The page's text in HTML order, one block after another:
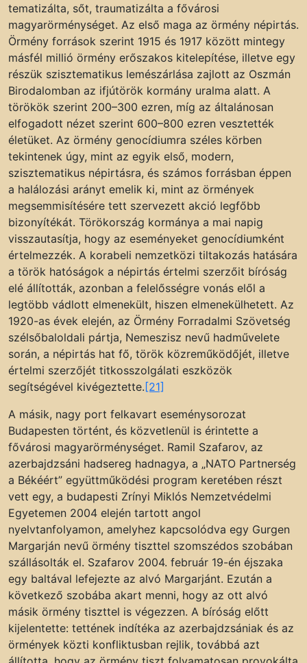
tematizálta, sőt, traumatizálta a fővárosi
magyarörménységet. Az első maga az örmény népirtás.
Örmény források szerint 1915 és 1917 között mintegy
másfél millió örmény erőszakos kitelepítése, illetve egy
részük szisztematikus lemészárlása zajlott az Oszmán
Birodalomban az ifjútörök kormány uralma alatt. A
törökök szerint 200–300 ezren, míg az általánosan
elfogadott nézet szerint 600–800 ezren vesztették
életüket. Az örmény genocídiumra széles körben
tekintenek úgy, mint az egyik első, modern,
szisztematikus népirtásra, és számos forrásban éppen
a halálozási arányt emelik ki, mint az örmények
megsemmisítésére tett szervezett akció legfőbb
bizonyítékát. Törökország kormánya a mai napig
visszautasítja, hogy az eseményeket genocídiumként
értelmezzék. A korabeli nemzetközi tiltakozás hatására
a török hatóságok a népirtás értelmi szerzőit bíróság
elé állították, azonban a felelősségre vonás elől a
legtöbb vádlott elmenekült, hiszen elmenekülhetett. Az
1920-as évek elején, az Örmény Forradalmi Szövetség
szélsőbaloldali pártja, Nemeszisz nevű hadművelete
során, a népirtás hat fő, török közreműködőjét, illetve
értelmi szerzőjét titkosszolgálati eszközök
segítségével kivégeztette.[21]
A másik, nagy port felkavart eseménysorozat
Budapesten történt, és közvetlenül is érintette a
fővárosi magyarörménységet. Ramil Szafarov, az
azerbajdzsáni hadsereg hadnagya, a „NATO Partnerség
a Békéért” együttműködési program keretében részt
vett egy, a budapesti Zrínyi Miklós Nemzetvédelmi
Egyetemen 2004 elején tartott angol
nyelvtanfolyamon, amelyhez kapcsolódva egy Gurgen
Margarján nevű örmény tiszttel szomszédos szobában
szállásolták el. Szafarov 2004. február 19-én éjszaka
egy baltával lefejezte az alvó Margarjánt. Ezután a
következő szobába akart menni, hogy az ott alvó
másik örmény tiszttel is végezzen. A bíróság előtt
kijelentette: tettének indítéka az azerbajdzsániak és az
örmények közti konfliktusban rejlik, továbbá azt